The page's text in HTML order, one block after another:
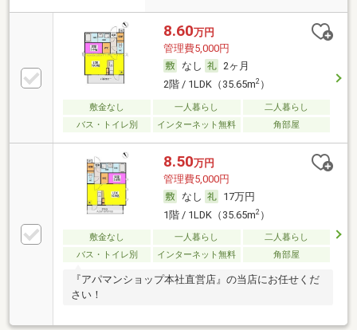
8.60万円
管理費5,000円
なし
2ヶ月
2階 / 1LDK（35.65m2）
敷金なし 一人暮らし
二人暮らし
バス・トイレ別
インターネット無料 角部屋
8.50万円
管理費5,000円
なし
17万円
1階 / 1LDK（35.65m2）
敷金なし 一人暮らし
二人暮らし
バス・トイレ別
インターネット無料 角部屋
『アパマンショップ本社直営店』の当店にお任せくだ
さい！